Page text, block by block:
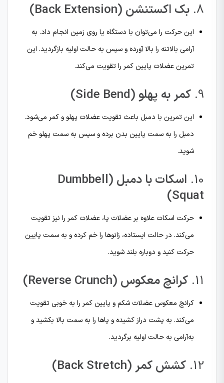
8. بک اکستنشن (Back Extension)
این حرکت را می‌توان با دستگاه یا روی زمین انجام داد. به
آرامی بالاتنه را بالا آورده و سپس به حالت اولیه بازگردید. این
تمرین عضلات پایین کمر را تقویت می‌کند.
9. کمر به پهلو (Side Bend)
این تمرین با دمبل باعث تقویت عضلات پهلو و کمر می‌شود.
دمبل را به سمت پایین بدن برده و سپس به سمت پهلو خم
شوید.
10.
اسکات با دمبل (Dumbbell
Squat)
حرکت اسکات علاوه بر عضلات پا، عضلات کمر را نیز تقویت
می‌کند. در حالت ایستاده، زانوها را خم کرده و به سمت پایین
حرکت کنید و دوباره بلند شوید.
11. کرانچ معکوس (Reverse Crunch)
کرانچ معکوس عضلات شکم و پایین کمر را به خوبی تقویت
می‌کند. به پشت دراز کشیده و پاها را به سمت بالا بکشید و
به‌آرامی به حالت اولیه برگردید.
12. کشش کمر (Back Stretch)